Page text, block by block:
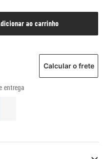
adicionar ao carrinho
Calcular o frete